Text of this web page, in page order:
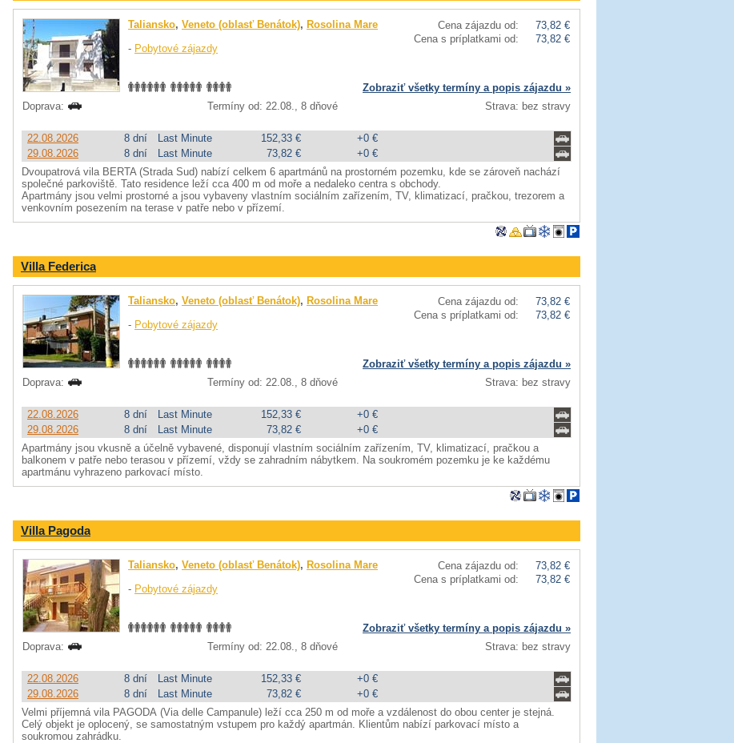
Cena zájazdu od:
73,82 €
Cena s príplatkami od:
73,82 €
Taliansko, Veneto (oblasť Benátok), Rosolina Mare
- Pobytové zájazdy
Zobraziť všetky termíny a popis zájazdu »
Doprava:
Termíny od: 22.08., 8 dňové Strava: bez stravy
22.08.2026 8 dní Last Minute 152,33 €
+0 €
29.08.2026
8 dní Last Minute 73,82 €
+0 €
Dvoupatrová vila BERTA (Strada Sud) nabízí celkem 6 apartmánů na prostorném pozemku, kde se zároveň nachází
společné parkoviště. Tato residence leží cca 400 m od moře a nedaleko centra s obchody.
Apartmány jsou velmi prostorné a jsou vybaveny vlastním sociálním zařízením, TV, klimatizací, pračkou, trezorem a
venkovním posezením na terase v patře nebo v přízemí.
Villa Federica
Cena zájazdu od:
73,82 €
Cena s príplatkami od:
73,82 €
Taliansko, Veneto (oblasť Benátok), Rosolina Mare
- Pobytové zájazdy
Zobraziť všetky termíny a popis zájazdu »
Doprava:
Termíny od: 22.08., 8 dňové Strava: bez stravy
22.08.2026 8 dní Last Minute 152,33 €
+0 €
29.08.2026
8 dní Last Minute 73,82 €
+0 €
Apartmány jsou vkusně a účelně vybavené, disponují vlastním sociálním zařízením, TV, klimatizací, pračkou a
balkonem v patře nebo terasou v přízemí, vždy se zahradním nábytkem. Na soukromém pozemku je ke každému
apartmánu vyhrazeno parkovací místo.
Villa Pagoda
Cena zájazdu od:
73,82 €
Cena s príplatkami od:
73,82 €
Taliansko, Veneto (oblasť Benátok), Rosolina Mare
- Pobytové zájazdy
Zobraziť všetky termíny a popis zájazdu »
Doprava:
Termíny od: 22.08., 8 dňové Strava: bez stravy
22.08.2026 8 dní Last Minute 152,33 €
+0 €
29.08.2026
8 dní Last Minute 73,82 €
+0 €
Velmi příjemná vila PAGODA (Via delle Campanule) leží cca 250 m od moře a vzdálenost do obou center je stejná.
Celý objekt je oplocený, se samostatným vstupem pro každý apartmán. Klientům nabízí parkovací místo a
soukromou zahrádku.